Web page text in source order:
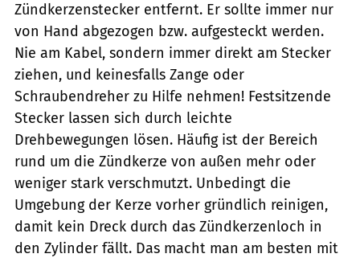
Zündkerzenstecker entfernt. Er sollte immer nur
von Hand abgezogen bzw. aufgesteckt werden.
Nie am Kabel, sondern immer direkt am Stecker
ziehen, und keinesfalls Zange oder
Schraubendreher zu Hilfe nehmen! Festsitzende
Stecker lassen sich durch leichte
Drehbewegungen lösen. Häufig ist der Bereich
rund um die Zündkerze von außen mehr oder
weniger stark verschmutzt. Unbedingt die
Umgebung der Kerze vorher gründlich reinigen,
damit kein Dreck durch das Zündkerzenloch in
den Zylinder fällt. Das macht man am besten mit